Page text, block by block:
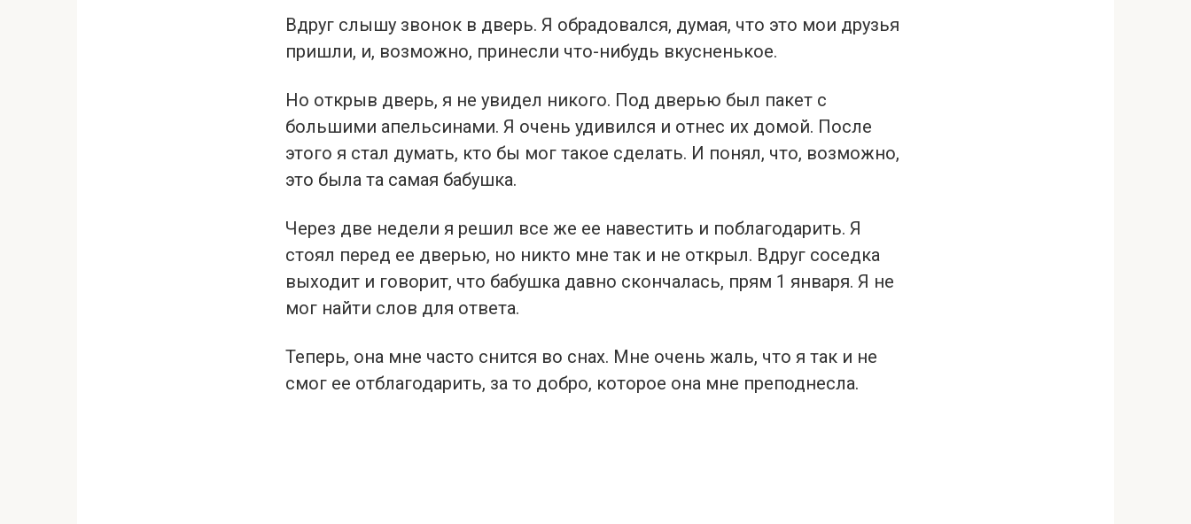
Вдруг слышу звонок в дверь. Я обрадовался, думая, что это мои друзья
пришли, и, возможно, принесли что-нибудь вкусненькое.
Но открыв дверь, я не увидел никого. Под дверью был пакет с
большими апельсинами. Я очень удивился и отнес их домой. После
этого я стал думать, кто бы мог такое сделать. И понял, что, возможно,
это была та самая бабушка.
Через две недели я решил все же ее навестить и поблагодарить. Я
стоял перед ее дверью, но никто мне так и не открыл. Вдруг соседка
выходит и говорит, что бабушка давно скончалась, прям 1 января. Я не
мог найти слов для ответа.
Теперь, она мне часто снится во снах. Мне очень жаль, что я так и не
смог ее отблагодарить, за то добро, которое она мне преподнесла.